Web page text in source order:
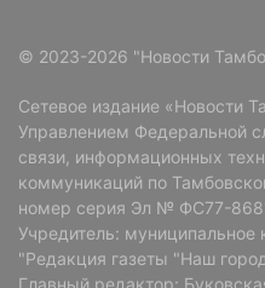
© 2023-2026 "Новости
Сетевое издание «Новости
Управлением Федеральной
связи, информационных
коммуникаций по
номер серия Эл № ФС77-
Учредитель: муниципальное
"Редакция газеты "Наш